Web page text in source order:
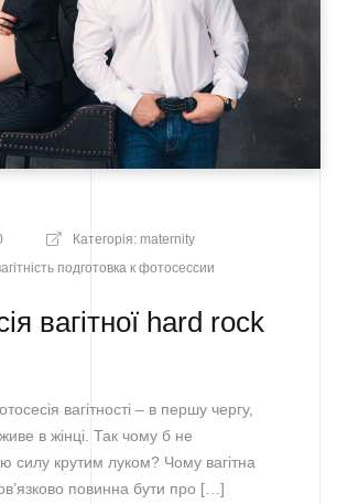
Категорія: maternity
подготовка к фотосессии
вагітної hard rock
вагітності – в першу чергу,
в жінці. Так чому б не
силу крутим луком? Чому вагітна
повинна бути про […]